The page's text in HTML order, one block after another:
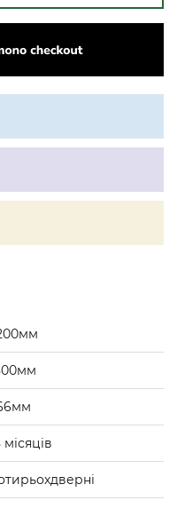
місяців